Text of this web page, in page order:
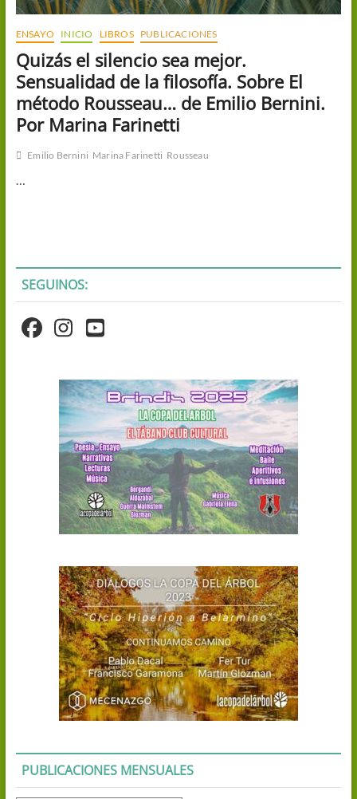
ENSAYO INICIO LIBROS PUBLICACIONES
Quizás el silencio sea mejor.
Sensualidad de la filosofía. Sobre El
método Rousseau… de Emilio Bernini.
Por Marina Farinetti
Emilio Bernini Marina Farinetti Rousseau
SEGUINOS:
PUBLICACIONES MENSUALES